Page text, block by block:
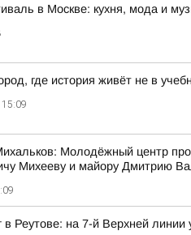
в Москве: кухня, мода и
где история живёт не в
15:09
Молодёжный центр
Михееву и майору Дмитрию
в Реутове: на 7-й Верхней